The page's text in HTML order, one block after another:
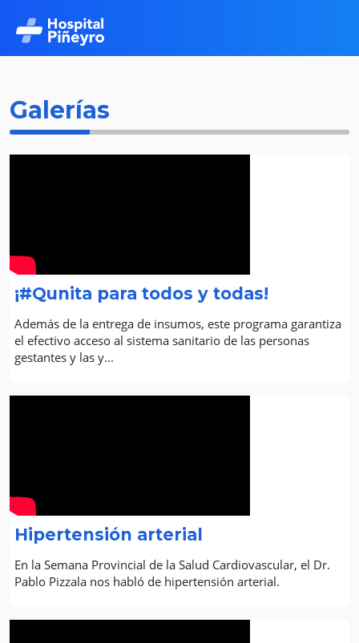
Galerías
¡#Qunita para todos y todas!
Además de la entrega de insumos, este programa garantiza
el efectivo acceso al sistema sanitario de las personas
gestantes y las y...
Hipertensión arterial
En la Semana Provincial de la Salud Cardiovascular, el Dr.
Pablo Pizzala nos habló de hipertensión arterial.